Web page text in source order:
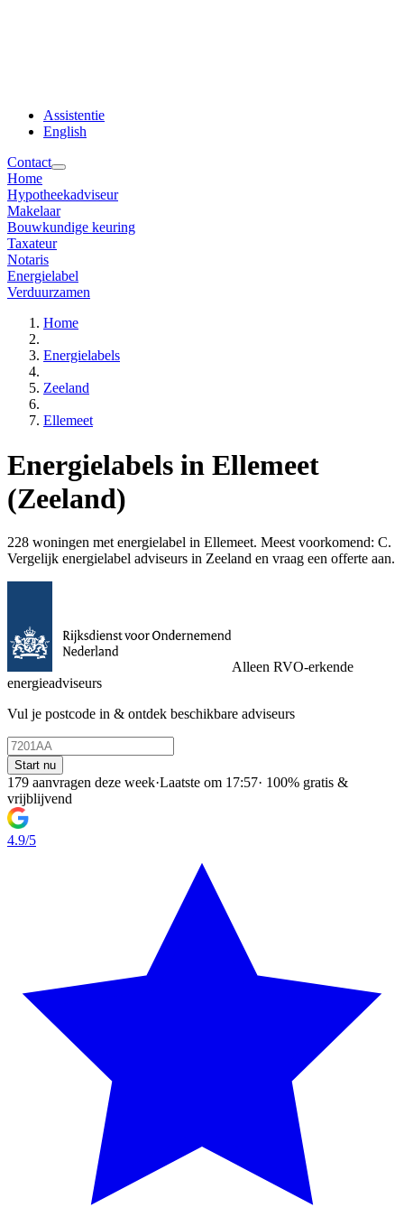
Assistentie
English
Contact
Home
Hypotheekadviseur
Makelaar
Bouwkundige keuring
Taxateur
Notaris
Energielabel
Verduurzamen
Home
Energielabels
Zeeland
Ellemeet
Energielabels in Ellemeet
(Zeeland)
228 woningen met energielabel in Ellemeet. Meest voorkomend: C.
Vergelijk energielabel adviseurs in Zeeland en vraag een offerte aan.
Alleen RVO-erkende
energieadviseurs
Vul je postcode in & ontdek beschikbare adviseurs
Start nu
179 aanvragen deze week·Laatste om 17:57· 100% gratis &
vrijblijvend
4.9/5